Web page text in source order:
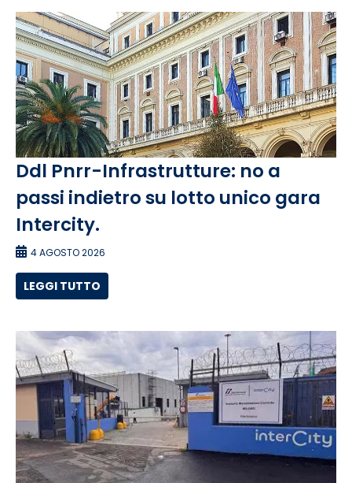
Ddl Pnrr-Infrastrutture: no a
passi indietro su lotto unico gara
Intercity.
4 AGOSTO 2026
LEGGI TUTTO